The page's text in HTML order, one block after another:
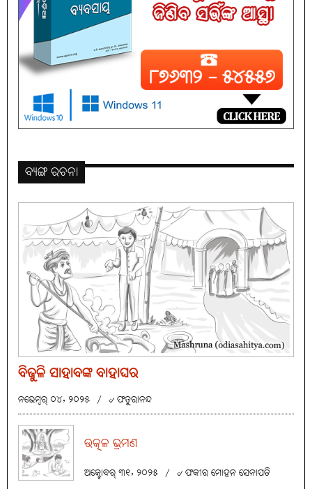
ବ୍ୟଙ୍ଗ ରଚନା
ବିଜୁଳି ସାହାବଙ୍କ ବାହାଘର
ନଭେମ୍ବର୍ ୦୪, ୨୦୨୫ / ୰ ଫତୁରାନନ୍ଦ
ଉତ୍କଳ ଭ୍ରମଣ
ଅକ୍ଟୋବର୍ ୩୧, ୨୦୨୫ / ୰ ଫକୀର ମୋହନ ସେନାପତି